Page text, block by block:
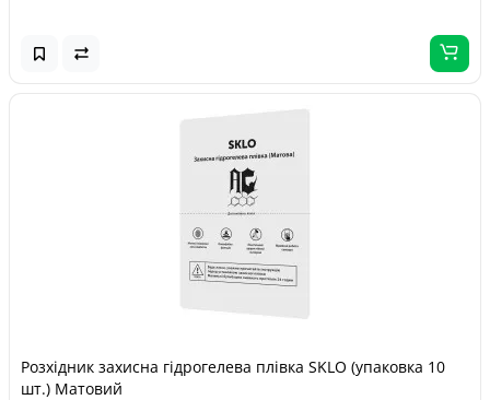
Розхідник захисна гідрогелева плівка SKLO (упаковка 10
шт.) Матовий